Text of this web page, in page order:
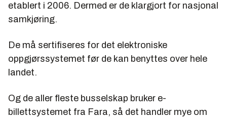
etablert i 2006. Dermed er de klargjort for nasjonal
samkjøring.
De må sertifiseres for det elektroniske
oppgjørssystemet før de kan benyttes over hele
landet.
Og de aller fleste busselskap bruker e-
billettsystemet fra Fara, så det handler mye om